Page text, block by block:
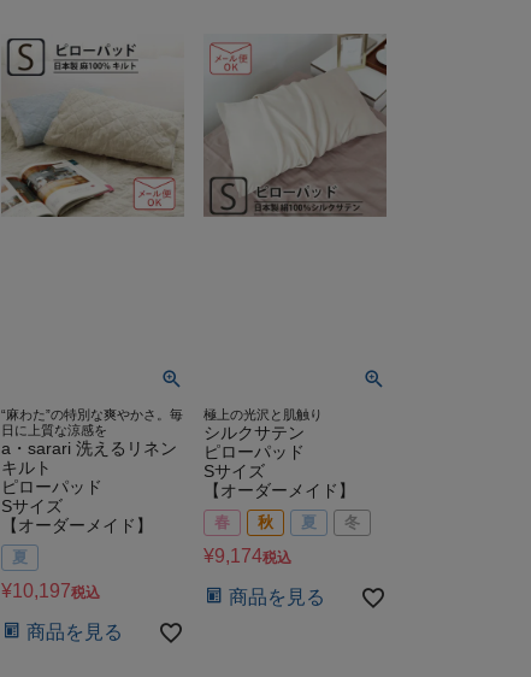
“麻わた”の特別な爽やかさ。毎
日に上質な涼感を
a・sarari 洗えるリネン
キルト
ピローパッド
Sサイズ
【オーダーメイド】
夏
¥10,197税込
商品を見る
極上の光沢と肌触り
シルクサテン
ピローパッド
Sサイズ
【オーダーメイド】
春 秋 夏 冬
¥9,174税込
商品を見る